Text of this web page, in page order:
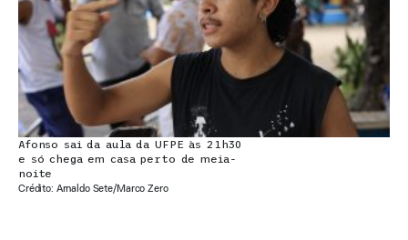
Afonso sai da aula da UFPE às 21h30
e só chega em casa perto de meia-
noite
Crédito: Arnaldo Sete/Marco Zero